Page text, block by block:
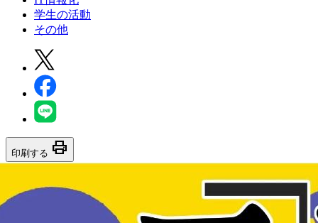
学生の活動
その他
印刷する print